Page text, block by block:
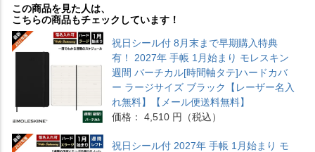
この商品を見た人は、
こちらの商品もチェックしています！
祝日シール付 8月末まで早期購入特典
有！ 2027年 手帳 1月始まり モレスキン
週間 バーチカル[時間軸タテ]ハードカバ
ー ラージサイズ ブラック【レーザー名入
れ無料】【メール便送料無料】
価格： 4,510 円（税込）
祝日シール付 2027年 手帳 1月始まり モ